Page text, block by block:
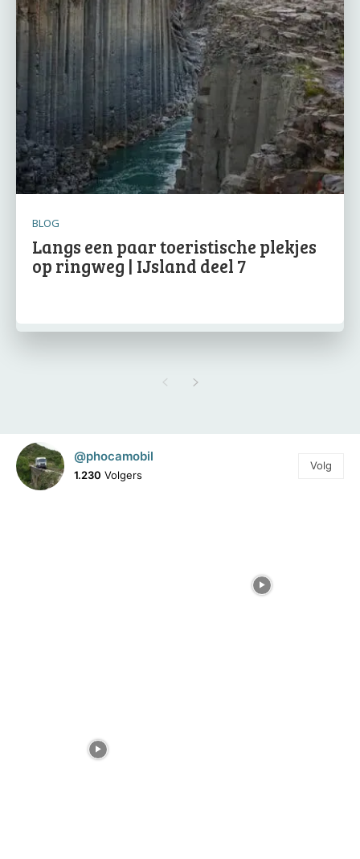
BLOG
Langs een paar toeristische plekjes
op ringweg | IJsland deel 7
@phocamobil
1.230 Volgers
Volg